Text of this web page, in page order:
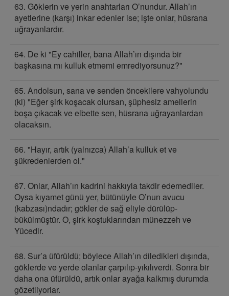
63. Göklerin ve yerin anahtarları O’nundur. Allah’ın
ayetlerine (karşı) inkar edenler ise; işte onlar, hüsrana
uğrayanlardır.
64. De ki "Ey cahiller, bana Allah’ın dışında bir
başkasına mı kulluk etmemi emrediyorsunuz?"
65. Andolsun, sana ve senden öncekilere vahyolundu
(ki) "Eğer şirk koşacak olursan, şüphesiz amellerin
boşa çıkacak ve elbette sen, hüsrana uğrayanlardan
olacaksın.
66. "Hayır, artık (yalnızca) Allah’a kulluk et ve
şükredenlerden ol."
67. Onlar, Allah’ın kadrini hakkıyla takdir edemediler.
Oysa kıyamet günü yer, bütünüyle O’nun avucu
(kabzası)ndadır; gökler de sağ eliyle dürülüp-
bükülmüştür. O, şirk koştuklarından münezzeh ve
Yücedir.
68. Sur’a üfürüldü; böylece Allah’ın diledikleri dışında,
göklerde ve yerde olanlar çarpılıp-yıkılıverdi. Sonra bir
daha ona üfürüldü, artık onlar ayağa kalkmış durumda
gözetliyorlar.